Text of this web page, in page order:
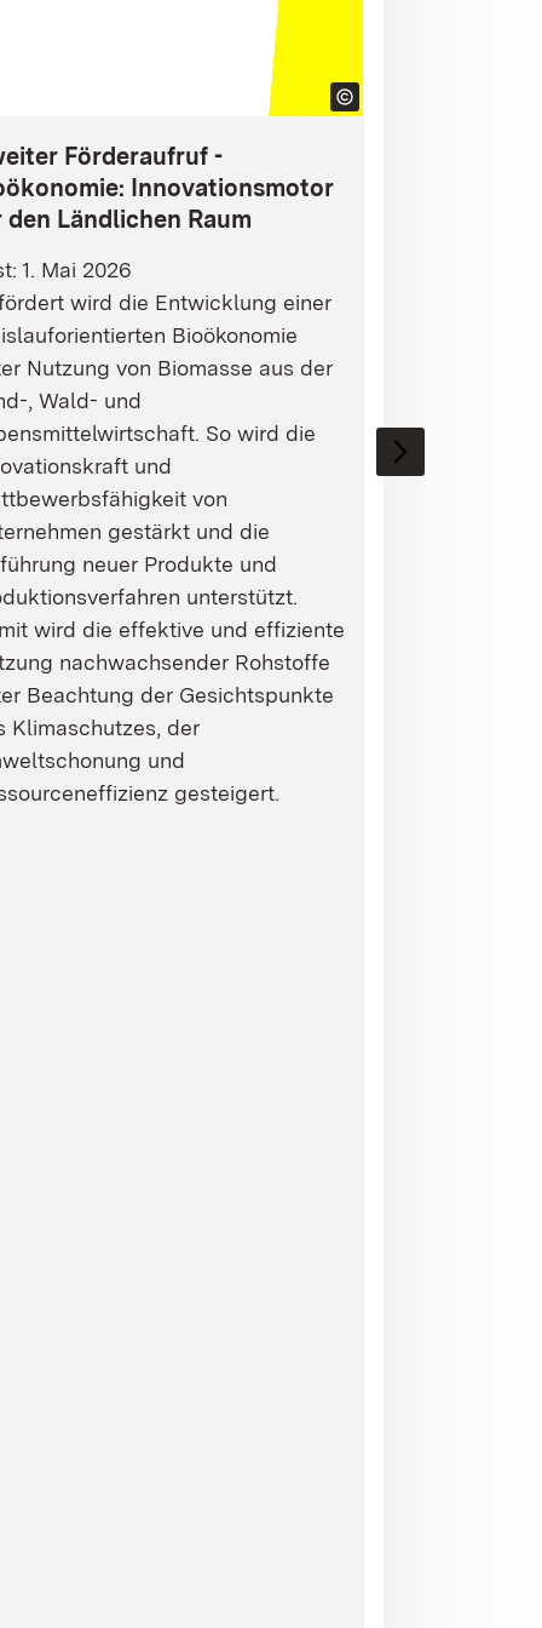
Förderaufruf -
Innovationsmotor
den Ländlichen Raum
1. Mai 2026
wird die Entwicklung einer
Bioökonomie
Nutzung von Biomasse aus der
, Wald- und
So wird die
und
von
gestärkt und die
neuer Produkte und
unterstützt.
wird die effektive und effiziente
nachwachsender Rohstoffe
Beachtung der Gesichtspunkte
Klimaschutzes, der
und
gesteigert.